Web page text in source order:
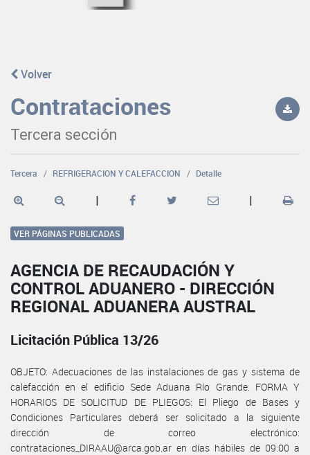
Volver
Contrataciones
Tercera sección
Tercera REFRIGERACION Y CALEFACCION Detalle
| |
VER PÁGINAS PUBLICADAS
AGENCIA DE RECAUDACIÓN Y
CONTROL ADUANERO - DIRECCIÓN
REGIONAL ADUANERA AUSTRAL
Licitación Pública 13/26
OBJETO: Adecuaciones de las instalaciones de gas y sistema de
calefacción en el edificio Sede Aduana Río Grande. FORMA Y
HORARIOS DE SOLICITUD DE PLIEGOS: El Pliego de Bases y
Condiciones Particulares deberá ser solicitado a la siguiente
dirección de correo electrónico:
contrataciones_DIRAAU@arca.gob.ar en días hábiles de 09:00 a